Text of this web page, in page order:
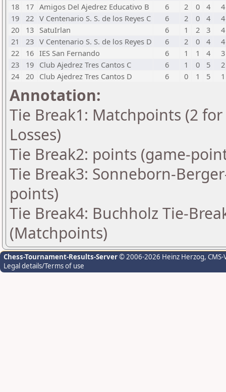
18
17 Amigos Del Ajedrez Educativo B 6 2 0 4
4
19
22 V Centenario S. S. de los Reyes C 6 2 0 4
4
20
13 SatuIrlan 6 1 2 3
4
21
23 V Centenario S. S. de los Reyes D 6 2 0 4
4
22
16 IES San Fernando 6 1 1 4
3
23
19 Club Ajedrez Tres Cantos C 6 1 0 5
2
24
20 Club Ajedrez Tres Cantos D 6 0 1 5 1
Annotation:
Tie Break1: Matchpoints (2
Losses)
Tie Break2: points (game-
Tie Break3: Sonneborn-
points)
Tie Break4: Buchholz Tie-
(Matchpoints)
Chess-Tournament-Results-Server© 2006-2026 Heinz Herzog,
Legal details/Terms of use